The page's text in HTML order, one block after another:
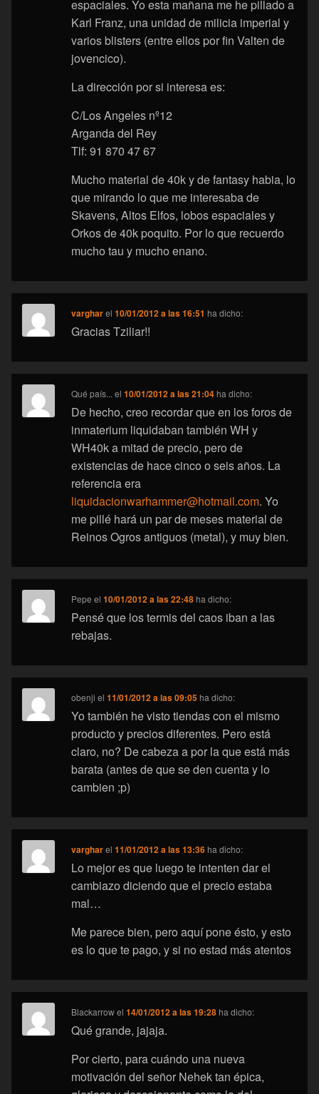
espaciales. Yo esta mañana me he pillado a
Karl Franz, una unidad de milicia imperial y
varios blisters (entre ellos por fin Valten de
jovencico).
La dirección por si interesa es:
C/Los Angeles nº12
Arganda del Rey
Tlf: 91 870 47 67
Mucho material de 40k y de fantasy habia, lo
que mirando lo que me interesaba de
Skavens, Altos Elfos, lobos espaciales y
Orkos de 40k poquito. Por lo que recuerdo
mucho tau y mucho enano.
vargharel10/01/2012 a las 16:51 ha dicho:
Gracias Tziliar!!
Qué país... el10/01/2012 a las 21:04 ha dicho:
De hecho, creo recordar que en los foros de
inmaterium liquidaban también WH y
WH40k a mitad de precio, pero de
existencias de hace cinco o seis años. La
referencia era
liquidacionwarhammer@hotmail.com. Yo
me pillé hará un par de meses material de
Reinos Ogros antiguos (metal), y muy bien.
Pepe el10/01/2012 a las 22:48 ha dicho:
Pensé que los termis del caos iban a las
rebajas.
obenji el11/01/2012 a las 09:05 ha dicho:
Yo también he visto tiendas con el mismo
producto y precios diferentes. Pero está
claro, no? De cabeza a por la que está más
barata (antes de que se den cuenta y lo
cambien ;p)
vargharel11/01/2012 a las 13:36 ha dicho:
Lo mejor es que luego te intenten dar el
cambiazo diciendo que el precio estaba
mal…
Me parece bien, pero aquí pone ésto, y esto
es lo que te pago, y si no estad más atentos
Blackarrowel14/01/2012 a las 19:28 ha dicho:
Qué grande, jajaja.
Por cierto, para cuándo una nueva
motivación del señor Nehek tan épica,